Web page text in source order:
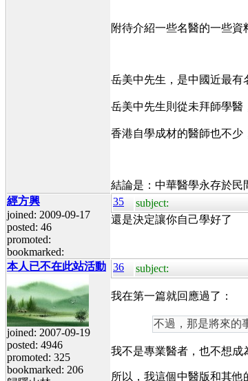
附待介紹一些名醫的一些資
岳美中先生，是中國近最
岳美中先生則從未拜師學醫
香港自學成材的醫師也不少
結論是：中華醫學永存於民
經方興
joined: 2009-09-17
posted: 46
promoted:
bookmarked:
35 subject:
還是決定讓你自己學好了
本人已不在此站活動
joined: 2007-09-19
posted: 4946
promoted: 325
bookmarked: 206
36 subject:
我在第一篇就回應過了：
不過，那是將來的
我不是專業醫者，也不想成
所以，我這個中醫版和其他